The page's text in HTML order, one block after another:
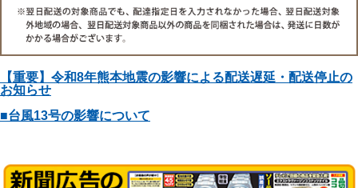
【重要】令和8年熊本地震の影響による配送遅延・配送停止の
お知らせ
■台風13号の影響について